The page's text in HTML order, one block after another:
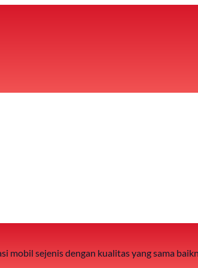
mobil sejenis dengan kualitas yang sama